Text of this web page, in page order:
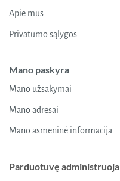
Apie mus
Privatumo sąlygos
Mano paskyra
Mano užsakymai
Mano adresai
Mano asmeninė informacija
Parduotuvę administruoja